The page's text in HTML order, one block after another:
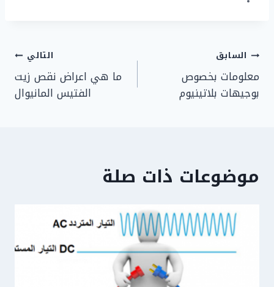
تصفّح
المقالات
السابق
معلومات بخصوص
بوجيهات بلاتينيوم
التالي
ما هي اعراض نقص زيت
الفتيس المانيوال
موضوعات ذات صلة